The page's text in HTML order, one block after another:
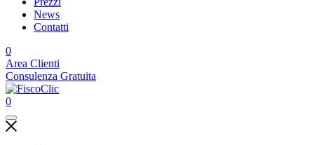
News
Contatti
0
Area Clienti
Consulenza Gratuita
0